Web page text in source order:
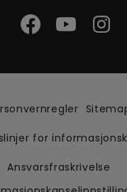
for
Ansvarsfraskrivelse